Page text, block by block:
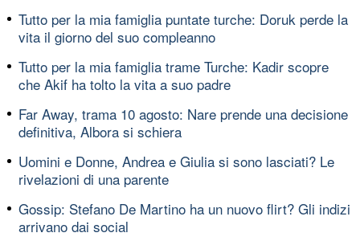
Tutto per la mia famiglia puntate turche: Doruk perde la
vita il giorno del suo compleanno
Tutto per la mia famiglia trame Turche: Kadir scopre
che Akif ha tolto la vita a suo padre
Far Away, trama 10 agosto: Nare prende una decisione
definitiva, Albora si schiera
Uomini e Donne, Andrea e Giulia si sono lasciati? Le
rivelazioni di una parente
Gossip: Stefano De Martino ha un nuovo flirt? Gli indizi
arrivano dai social